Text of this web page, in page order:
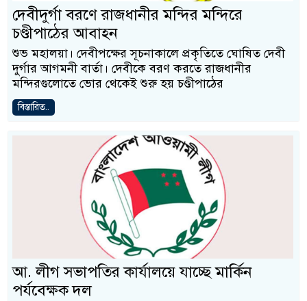
দেবীদুর্গা বরণে রাজধানীর মন্দির মন্দিরে
চণ্ডীপাঠের আবাহন
শুভ মহালয়া। দেবীপক্ষের সূচনাকালে প্রকৃতিতে ঘোষিত দেবী
দুর্গার আগমনী বার্তা। দেবীকে বরণ করতে রাজধানীর
মন্দিরগুলোতে ভোর থেকেই শুরু হয় চণ্ডীপাঠের
বিস্তারিত..
আ. লীগ সভাপতির কার্যালয়ে যাচ্ছে মার্কিন
পর্যবেক্ষক দল